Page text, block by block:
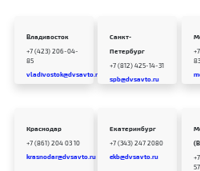
Владивосток
+7 (423) 206-04-
85
vladivostok@dvsavto.ru
Санкт-
Петербург
+7 (812) 425-14-31
spb@dvsavto.ru
83
Краснодар
+7 (861) 204 03 10
krasnodar@dvsavto.ru
Екатеринбург
+7 (343) 247 2080
ekb@dvsavto.ru
57